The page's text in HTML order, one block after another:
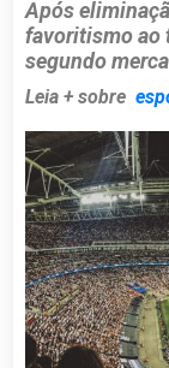
Após
favoritismo ao
segundo
Leia + sobre